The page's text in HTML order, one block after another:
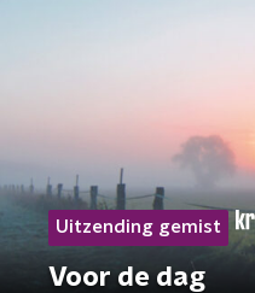
Uitzending gemist
Voor de dag